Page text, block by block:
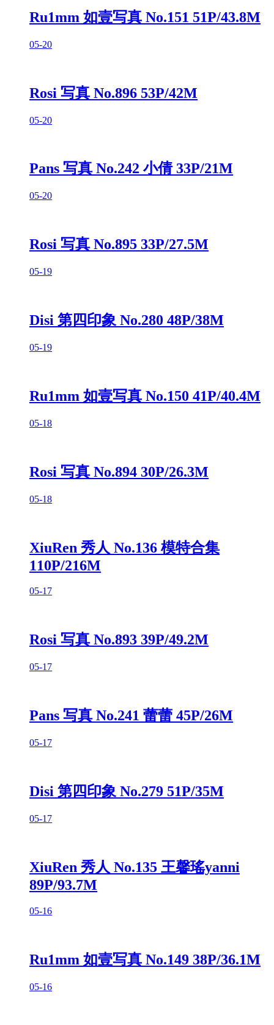
Ru1mm 如壹写真 No.151 51P/43.8M
05-20
Rosi 写真 No.896 53P/42M
05-20
Pans 写真 No.242 小倩 33P/21M
05-20
Rosi 写真 No.895 33P/27.5M
05-19
Disi 第四印象 No.280 48P/38M
05-19
Ru1mm 如壹写真 No.150 41P/40.4M
05-18
Rosi 写真 No.894 30P/26.3M
05-18
XiuRen 秀人 No.136 模特合集
110P/216M
05-17
Rosi 写真 No.893 39P/49.2M
05-17
Pans 写真 No.241 蕾蕾 45P/26M
05-17
Disi 第四印象 No.279 51P/35M
05-17
XiuRen 秀人 No.135 王馨瑤yanni
89P/93.7M
05-16
Ru1mm 如壹写真 No.149 38P/36.1M
05-16